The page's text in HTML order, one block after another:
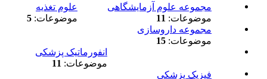
مجموعه علوم آزمایشگاهی
موضوعات: 11
علوم تغذیه
موضوعات: 5
مجموعه داروسازی
موضوعات: 15
انفورماتیک پزشکی
موضوعات: 11
فیزیک پزشکی